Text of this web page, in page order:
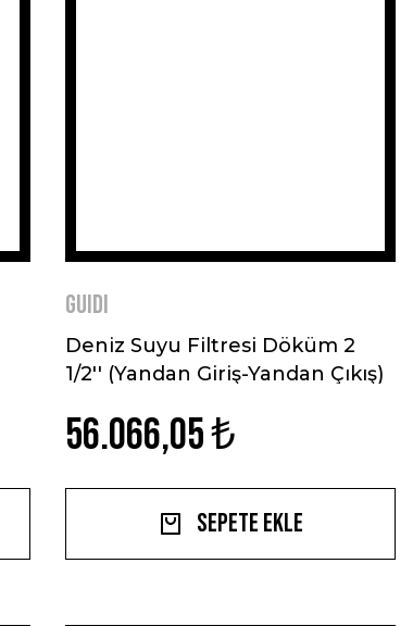
GUIDI
Deniz Suyu Filtresi Döküm 2
1/2'' (Yandan Giriş-Yandan Çıkış)
56.066,05 ₺
Sepete Ekle